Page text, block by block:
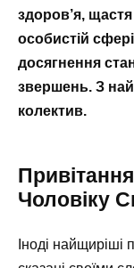
здоров’я, щастя
особистій
досягнення
звершень. З
колектив.
Чоловіку
Іноді